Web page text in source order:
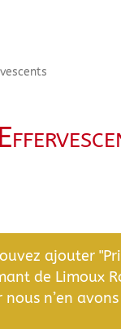
ajouter
de Limoux
n’en